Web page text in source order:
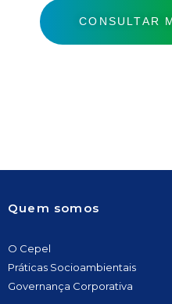
CONSULTAR
Quem somos
O Cepel
Práticas Socioambientais
Governança Corporativa